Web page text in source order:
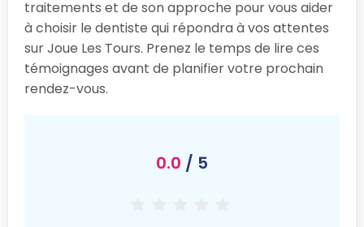
traitements et de son approche pour vous aider
à choisir le dentiste qui répondra à vos attentes
sur Joue Les Tours. Prenez le temps de lire ces
témoignages avant de planifier votre prochain
rendez-vous.
0.0 / 5